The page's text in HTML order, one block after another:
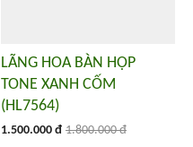
LÃNG HOA BÀN HỌP
TONE XANH CỐM
(HL7564)
1.500.000 đ 1.800.000 đ